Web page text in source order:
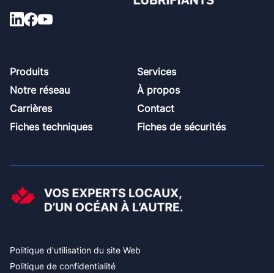
Footer
Produits
Services
Notre réseau
À propos
Carrières
Contact
Fiches techniques
Fiches de sécurités
Politique d'utilisation du site Web
Politique de confidentialité